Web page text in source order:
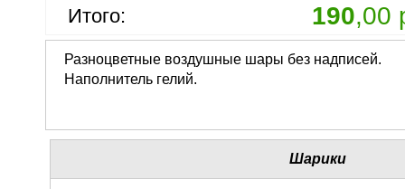
Итого: 190,00
Разноцветные воздушные шары без надписей.
Наполнитель гелий.
Шарики